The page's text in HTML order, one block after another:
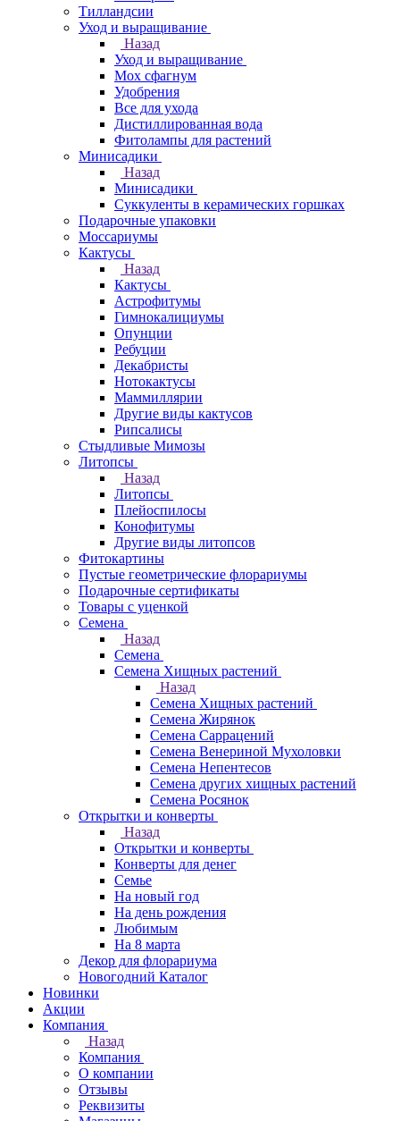
Тилландсии
Уход и выращивание
Назад
Уход и выращивание
Мох сфагнум
Удобрения
Все для ухода
Дистиллированная вода
Фитолампы для растений
Минисадики
Назад
Минисадики
Суккуленты в керамических горшках
Подарочные упаковки
Моссариумы
Кактусы
Назад
Кактусы
Астрофитумы
Гимнокалициумы
Опунции
Ребуции
Декабристы
Нотокактусы
Маммиллярии
Другие виды кактусов
Рипсалисы
Стыдливые Мимозы
Литопсы
Назад
Литопсы
Плейоспилосы
Конофитумы
Другие виды литопсов
Фитокартины
Пустые геометрические флорариумы
Подарочные сертификаты
Товары с уценкой
Семена
Назад
Семена
Семена Хищных растений
Назад
Семена Хищных растений
Семена Жирянок
Семена Саррацений
Семена Венериной Мухоловки
Семена Непентесов
Семена других хищных растений
Семена Росянок
Открытки и конверты
Назад
Открытки и конверты
Конверты для денег
Семье
На новый год
На день рождения
Любимым
На 8 марта
Декор для флорариума
Новогодний Каталог
Новинки
Акции
Компания
Назад
Компания
О компании
Отзывы
Реквизиты